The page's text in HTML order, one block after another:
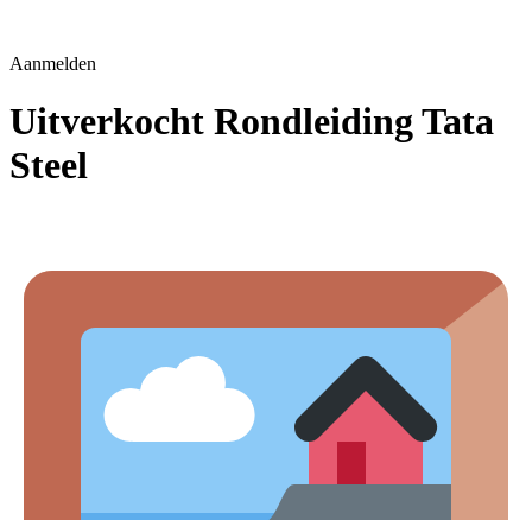
Aanmelden
Uitverkocht Rondleiding Tata
Steel